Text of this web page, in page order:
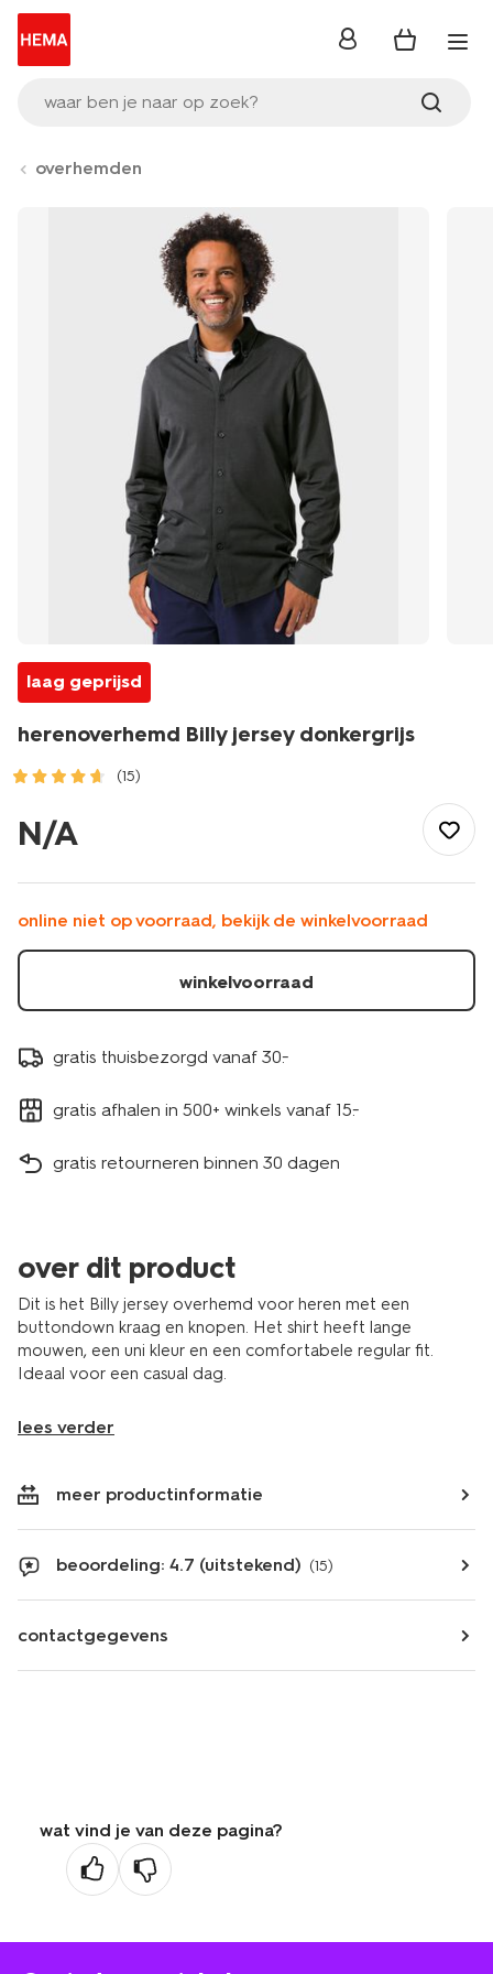
waar ben je naar op zoek?
inloggen
overhemden
laag geprijsd
herenoverhemd Billy jersey donkergrijs
(15)
billy-
jersey-
2101730DARKGREY.html
N/A
online niet op voorraad, bekijk de winkelvoorraad
winkelvoorraad
gratis thuisbezorgd vanaf 30.-
gratis afhalen in 500+ winkels vanaf 15.-
gratis retourneren binnen 30 dagen
over dit product
Dit is het Billy jersey overhemd voor heren met een
buttondown kraag en knopen. Het shirt heeft lange
mouwen, een uni kleur en een comfortabele regular fit.
Ideaal voor een casual dag.
lees verder
meer productinformatie
beoordeling: 4.7 (uitstekend) (15)
contactgegevens
wat vind je van deze pagina?